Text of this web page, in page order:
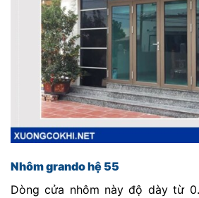
Nhôm grando hệ 55
Dòng cửa nhôm này độ dày từ